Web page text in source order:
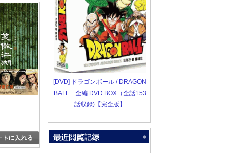
[DVD] ドラゴンボール / DRAGON
BALL 全編 DVD BOX（全話153
話収録)【完全版】